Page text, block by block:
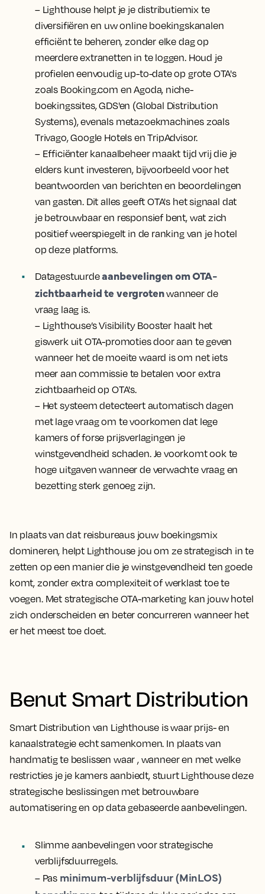
– Lighthouse helpt je je distributiemix te
diversifiëren en uw online boekingskanalen
efficiënt te beheren, zonder elke dag op
meerdere extranetten in te loggen. Houd je
profielen eenvoudig up-to-date op grote OTA's
zoals Booking.com en Agoda, niche-
boekingssites, GDS'en (Global Distribution
Systems), evenals metazoekmachines zoals
Trivago, Google Hotels en TripAdvisor.
– Efficiënter kanaalbeheer maakt tijd vrij die je
elders kunt investeren, bijvoorbeeld voor het
beantwoorden van berichten en beoordelingen
van gasten. Dit alles geeft OTA's het signaal dat
je betrouwbaar en responsief bent, wat zich
positief weerspiegelt in de ranking van je hotel
op deze platforms.
Datagestuurdeaanbevelingen om OTA-
zichtbaarheid te vergrotenwanneer de
vraag laag is.
– Lighthouse’s Visibility Booster haalt het
giswerk uit OTA-promoties door aan te geven
wanneer het de moeite waard is om net iets
meer aan commissie te betalen voor extra
zichtbaarheid op OTA's.
– Het systeem detecteert automatisch dagen
met lage vraag om te voorkomen dat lege
kamers of forse prijsverlagingen je
winstgevendheid schaden. Je voorkomt ook te
hoge uitgaven wanneer de verwachte vraag en
bezetting sterk genoeg zijn.
In plaats van dat reisbureaus jouw boekingsmix
domineren, helpt Lighthouse jou om ze strategisch in te
zetten op een manier die je winstgevendheid ten goede
komt, zonder extra complexiteit of werklast toe te
voegen. Met strategische OTA-marketing kan jouw hotel
zich onderscheiden en beter concurreren wanneer het
er het meest toe doet.
Benut Smart Distribution
Smart Distribution van Lighthouse is waar prijs- en
kanaalstrategie echt samenkomen. In plaats van
handmatig te beslissen waar , wanneer en met welke
restricties je je kamers aanbiedt, stuurt Lighthouse deze
strategische beslissingen met betrouwbare
automatisering en op data gebaseerde aanbevelingen.
Slimme aanbevelingen voor strategische
verblijfsduurregels.
– Pas minimum-verblijfsduur (MinLOS)